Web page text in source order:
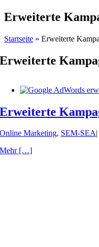
Erweiterte
Startseite » Erweiterte
Erweiterte
Erweiterte
Online Marketing, SEM-SEA|
Mehr […]